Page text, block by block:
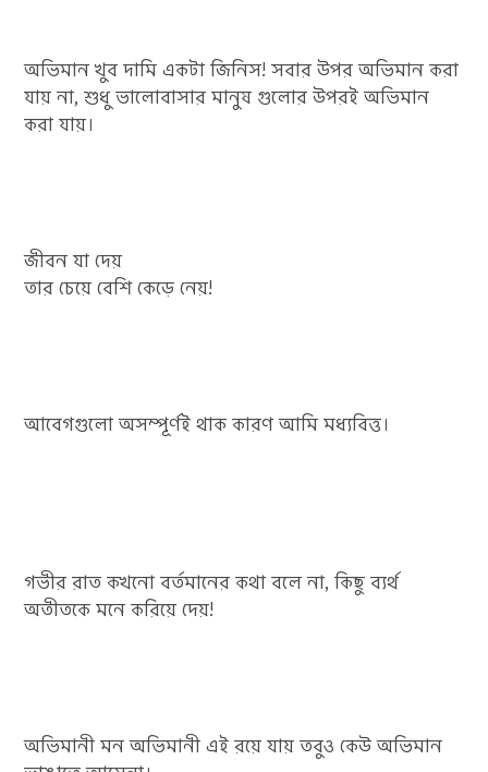
অভিমান খুব দামি একটা জিনিস! সবার উপর অভিমান করা
যায় না, শুধু ভালোবাসার মানুষ গুলোর উপরই অভিমান
করা যায়।
জীবন যা দেয়
তার চেয়ে বেশি কেড়ে নেয়!
আবেগগুলো অসম্পূর্ণই থাক কারণ আমি মধ্যবিত্ত।
গভীর রাত কখনো বর্তমানের কথা বলে না, কিছু ব্যর্থ
অতীতকে মনে করিয়ে দেয়!
অভিমানী মন অভিমানী এই রয়ে যায় তবুও কেউ অভিমান